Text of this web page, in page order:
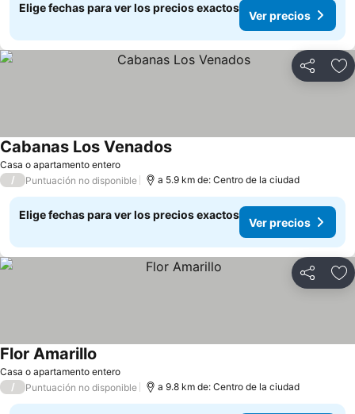
Elige fechas para ver los precios exactos
Ver precios
Compartir
Casa o apartamento entero
Cabanas Los VenadosVer precios
/ Puntuación no disponible a 5.9 km de: Centro de la ciudad
Elige fechas para ver los precios exactos
Ver precios
Compartir
Casa o apartamento entero
Flor Amarillo
/ Puntuación no disponible a 9.8 km de: Centro de la ciudad